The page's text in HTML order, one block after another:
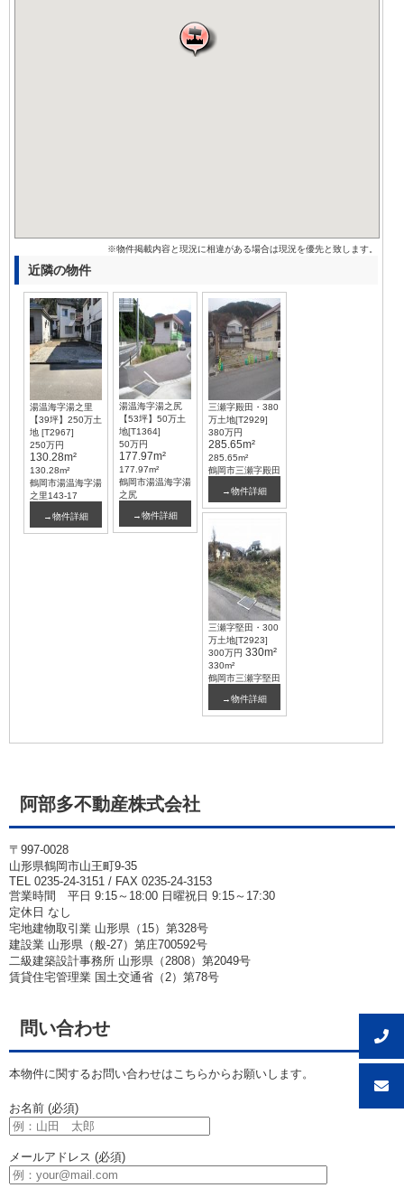
※物件掲載内容と現況に相違がある場合は現況を優先と致します。
近隣の物件
湯温海字湯之里
【39坪】250万土
地 [T2967]
250万円
130.28m²
130.28m²
鶴岡市湯温海字湯
之里143-17
→物件詳細
湯温海字湯之尻
【53坪】50万土
地[T1364]
50万円
177.97m²
177.97m²
鶴岡市湯温海字湯
之尻
→物件詳細
三瀬字殿田・380
万土地[T2929]
380万円
285.65m²
285.65m²
鶴岡市三瀬字殿田
→物件詳細
三瀬字堅田・300
万土地[T2923]
300万円 330m²
330m²
鶴岡市三瀬字堅田
→物件詳細
阿部多不動産株式会社
〒997-0028
山形県鶴岡市山王町9-35
TEL 0235-24-3151 / FAX 0235-24-3153
営業時間 平日 9:15～18:00 日曜祝日 9:15～17:30
定休日 なし
宅地建物取引業 山形県（15）第328号
建設業 山形県（般-27）第庄700592号
二級建築設計事務所 山形県（2808）第2049号
賃貸住宅管理業 国土交通省（2）第78号
問い合わせ
本物件に関するお問い合わせはこちらからお願いします。
お名前 (必須)
メールアドレス (必須)